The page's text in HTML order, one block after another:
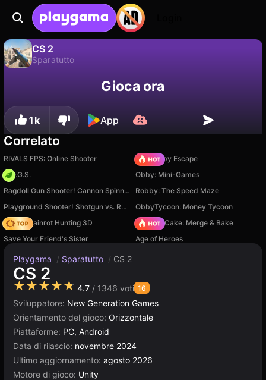
CS 2
Sparatutto
Salva i progressi!Gioca ora
1k App
Correlato
RIVALS FPS: Online Shooter
Your Obby Escape
H.O.G.S.
Obby: Mini-Games
Ragdoll Gun Shooter! Cannon Spinner Playground
Robby: The Speed Maze
Playground Shooter! Shotgun vs. Ragdolls!
ObbyTycoon: Money Tycoon
Italian Brainrot Hunting 3D
Piece of Cake: Merge & Bake
Save Your Friend's Sister
Age of Heroes
Playgama / Sparatutto / CS 2
CS 2
★★★★★ 4.7 / 1346 voti 16
Sviluppatore: New Generation Games
Orientamento del gioco: Orizzontale
Piattaforme: PC, Android
Data di rilascio: novembre 2024
Ultimo aggiornamento: agosto 2026
Motore di gioco: Unity